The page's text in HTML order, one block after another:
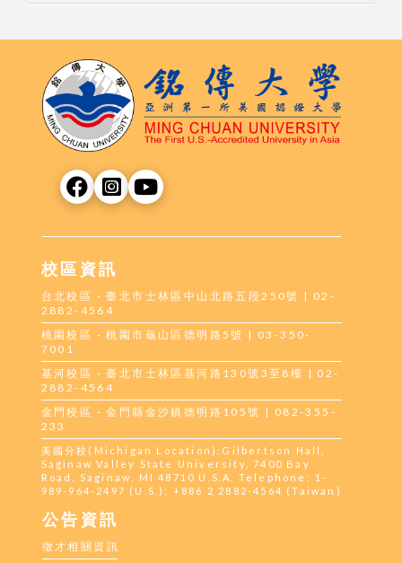
公告資訊
徵才相關資訊
校區資訊
台北校區 - 臺北市士林區中山北路五段250號 | 02-
2882-4564
桃園校區 - 桃園市龜山區德明路5號 | 03-350-
7001
基河校區 - 臺北市士林區基河路130號3至8樓 | 02-
2882-4564
金門校區 - 金門縣金沙鎮德明路105號 | 082-355-
233
美國分校(Michigan Location):Gilbertson Hall,
Saginaw Valley State University, 7400 Bay
Road, Saginaw, MI 48710 U.S.A. Telephone: 1-
989-964-2497 (U.S.); +886 2 2882-4564 (Taiwan)